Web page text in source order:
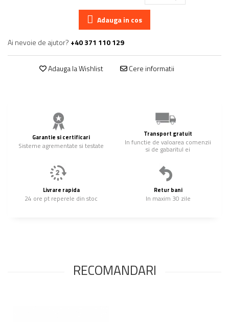
Adauga in cos
Ai nevoie de ajutor? +40 371 110 129
Adauga la Wishlist Cere informatii
Garantie si certificari
Sisteme agrementate si testate
Transport gratuit
In functie de valoarea comenzii
si de gabaritul ei
Livrare rapida
24 ore pt reperele din stoc
Retur bani
In maxim 30 zile
RECOMANDARI